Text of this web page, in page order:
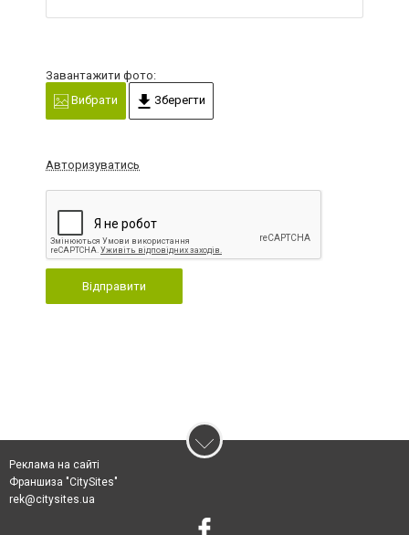
Завантажити фото:
Вибрати
Зберегти
Авторизуватись
Відправити
Реклама на сайті
Франшиза "CitySites"
rek@citysites.ua